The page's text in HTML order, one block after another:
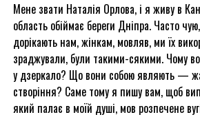
Мене звати Наталія Орлова, і я живу в
область обіймає береги Дніпра. Часто
дорікають нам, жінкам, мовляв, ми їх
зраджували, були такими-сякими. Чому
у дзеркало? Що вони собою являють —
створіння? Саме тому я пишу вам, щоб
який палає в моїй душі, мов розпечене